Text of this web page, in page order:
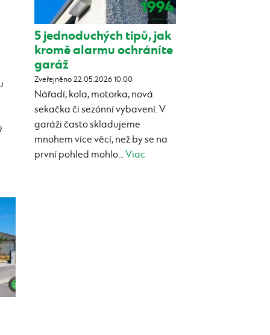
5 jednoduchých tipů, jak
kromě alarmu ochráníte
garáž
Zveřejněno 22.05.2026 10:00
Nářadí, kola, motorka, nová
sekačka či sezónní vybavení. V
garáži často skladujeme
mnohem více věcí, než by se na
první pohled mohlo...Viac